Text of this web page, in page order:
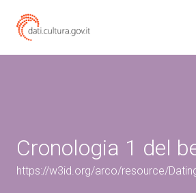
Cronologia 1 del
https://w3id.org/arco/resource/